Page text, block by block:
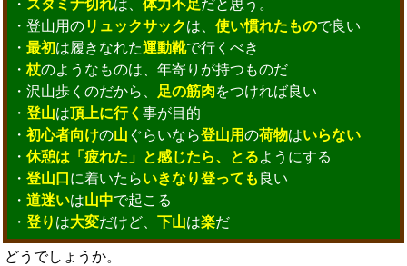
・ スタミナ切れは、 体力不足だと思う。
・登山用のリュックサックは、 使い慣れたもので良い
・ 最初は履きなれた運動靴で行くべき
・ 杖のようなものは、年寄りが持つものだ
・沢山歩くのだから、
足の筋肉をつければ良い
・ 登山は頂上に行く 事が目的
・ 初心者向けの山 ぐらいなら登山用の荷物はいらない
・ 休憩は「疲れた」と感じたら、とるようにする
・ 登山口 に着いたらいきなり登っても 良い
・ 道迷いは山中で起こる
・ 登り は大変だけど、 下山は楽だ
どうでしょうか。